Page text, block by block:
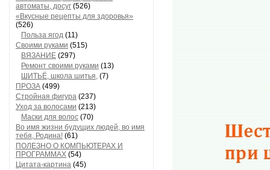
автоматы, досуг (526)
«Вкусные рецепты для здоровья»
(526)
Польза ягод (11)
Своими руками (515)
ВЯЗАНИЕ (297)
Ремонт своими руками (13)
ШИТЬЁ, школа шитья, (7)
ПРОЗА (499)
Стройная фигура (237)
Уход за волосами (213)
Маски для волос (70)
Во имя жизни будущих людей, во имя
тебя, Родина! (61)
ПОЛЕЗНО О КОМПЬЮТЕРАХ И
ПРОГРАММАХ (54)
Цитата-картина (45)